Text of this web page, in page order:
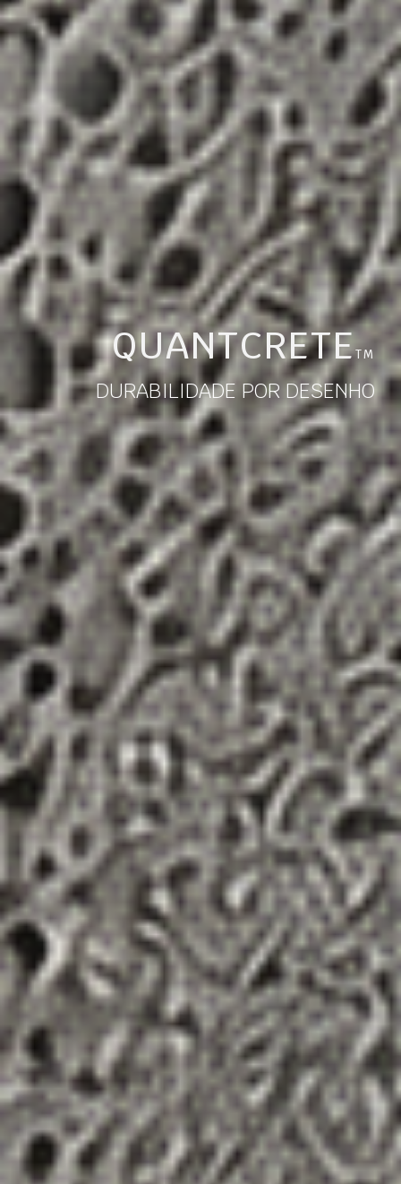
QUANTCRETETM
DURABILIDADE POR DESENHO